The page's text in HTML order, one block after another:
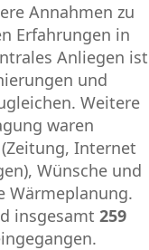
Annahmen zu
Erfahrungen in
Anliegen ist
und
Weitere
waren
Internet
Wünsche und
Wärmeplanung.
insgesamt 259